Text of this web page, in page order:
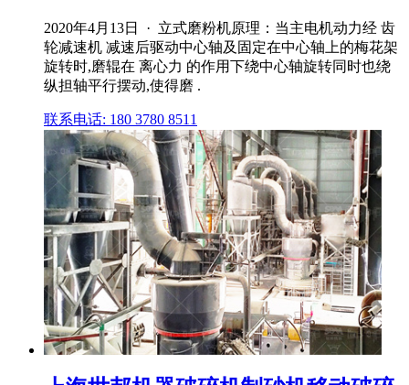
2020年4月13日 · 立式磨粉机原理：当主电机动力经 齿
轮减速机 减速后驱动中心轴及固定在中心轴上的梅花架
旋转时,磨辊在 离心力 的作用下绕中心轴旋转同时也绕
纵担轴平行摆动,使得磨 .
联系电话: 180 3780 8511